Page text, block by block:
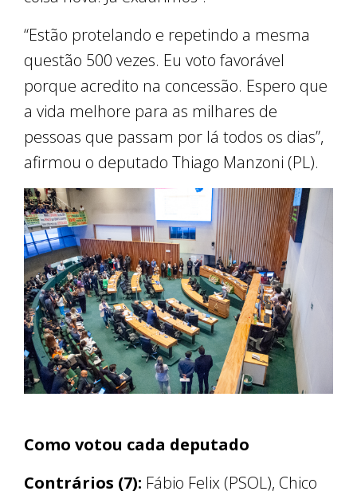
“Estão protelando e repetindo a mesma
questão 500 vezes. Eu voto favorável
porque acredito na concessão. Espero que
a vida melhore para as milhares de
pessoas que passam por lá todos os dias”,
afirmou o deputado Thiago Manzoni (PL).
Como votou cada deputado
Contrários (7): Fábio Felix (PSOL), Chico